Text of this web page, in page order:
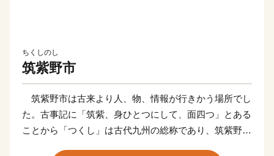
ちくしのし
筑紫野市
筑紫野市は古来より人、物、情報が行きかう場所でし
た。古事記に「筑紫、身ひとつにして、面四つ」とある
ことから「つくし」は古代九州の総称であり、筑紫野は